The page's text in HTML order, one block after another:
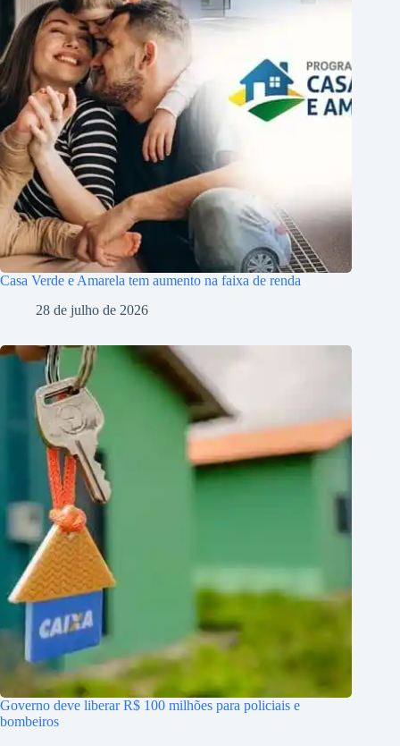
Casa Verde e Amarela tem aumento na faixa de renda
28 de julho de 2026
Governo deve liberar R$ 100 milhões para policiais e
bombeiros